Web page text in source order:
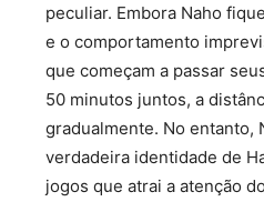
peculiar. Embora Naho
e o comportamento
que começam a passar
50 minutos juntos, a
gradualmente. No entanto,
verdadeira identidade de
jogos que atrai a atenção